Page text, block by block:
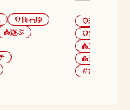
location_on 仙石原
遊ぶ
location_on 箱根湯本
location_on 宮ノ下・小涌
category 10選
category 泊まる
tag 旅館